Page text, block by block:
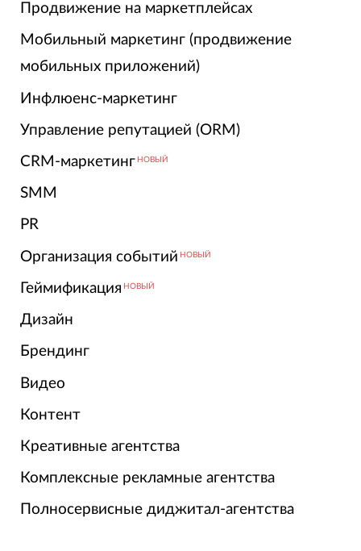
Продвижение на маркетплейсах
Мобильный маркетинг (продвижение
мобильных приложений)
Инфлюенс-маркетинг
Управление репутацией (ORM)
CRM-маркетинг НОВЫЙ
SMM
PR
Организация событий НОВЫЙ
Геймификация НОВЫЙ
Дизайн
Брендинг
Видео
Контент
Креативные агентства
Комплексные рекламные агентства
Полносервисные диджитал-агентства